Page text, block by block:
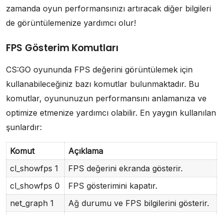
zamanda oyun performansınızı artıracak diğer bilgileri
de görüntülemenize yardımcı olur!
FPS Gösterim Komutları
CS:GO oyununda FPS değerini görüntülemek için
kullanabileceğiniz bazı komutlar bulunmaktadır. Bu
komutlar, oyununuzun performansını anlamanıza ve
optimize etmenize yardımcı olabilir. En yaygın kullanılan
şunlardır:
Komut
Açıklama
cl_showfps 1
FPS değerini ekranda gösterir.
cl_showfps 0
FPS gösterimini kapatır.
net_graph 1
Ağ durumu ve FPS bilgilerini gösterir.